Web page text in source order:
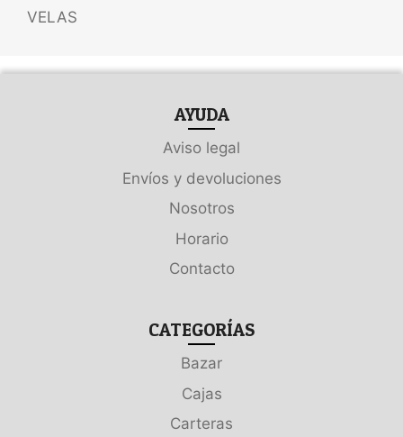
VELAS
AYUDA
Aviso legal
Envíos y devoluciones
Nosotros
Horario
Contacto
CATEGORÍAS
Bazar
Cajas
Carteras